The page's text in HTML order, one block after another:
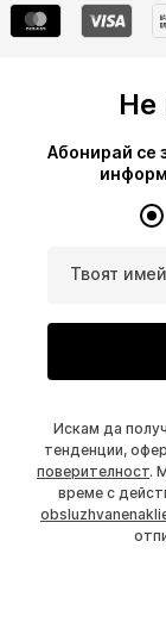
Не
Абонирай се
Твоят
Искам да
тенденции,
поверителност.
време с